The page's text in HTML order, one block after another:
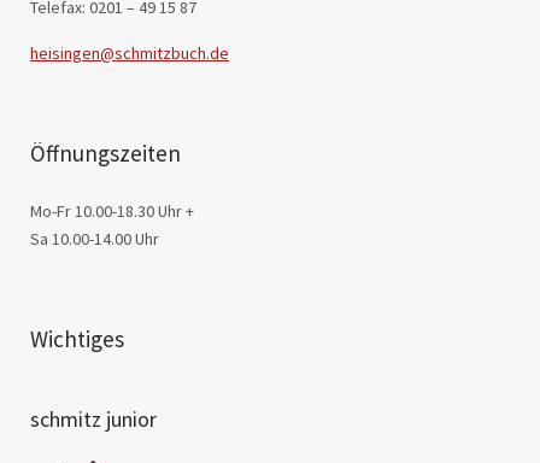
Telefax: 0201 – 49 15 87
heisingen@schmitzbuch.de
Öffnungszeiten
Mo-Fr 10.00-18.30 Uhr +
Sa 10.00-14.00 Uhr
Wichtiges
schmitz junior